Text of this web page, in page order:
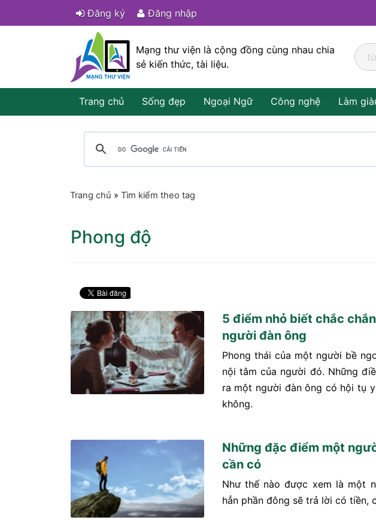
Đăng ký Đăng nhập
Mạng thư viện là cộng đồng cùng nhau chia
sẻ kiến thức, tài liệu.
Trang chủ Sống đẹp Ngoại Ngữ Công nghệ Làm
Trang chủ » Tìm kiếm theo tag
Phong độ
5 điểm nhỏ biết chắc
người đàn ông
Phong thái của một người bề
nội tâm của người đó. Những
ra một người đàn ông có hội tụ
không.
Những đặc điểm một
cần có
Như thế nào được xem là một
hẳn phần đông sẽ trả lời có tiền,